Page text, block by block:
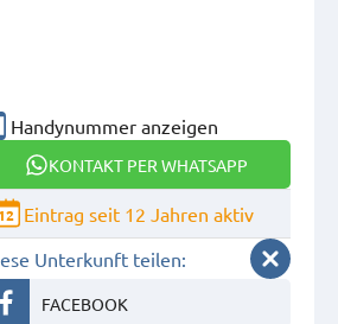
Handynummer anzeigen
KONTAKT PER WHATSAPP
12
Eintrag seit 12 Jahren aktiv
Unterkunft teilen:
FACEBOOK